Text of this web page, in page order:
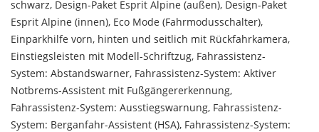
schwarz, Design-Paket Esprit Alpine (außen), Design-Paket
Esprit Alpine (innen), Eco Mode (Fahrmodusschalter),
Einparkhilfe vorn, hinten und seitlich mit Rückfahrkamera,
Einstiegsleisten mit Modell-Schriftzug, Fahrassistenz-
System: Abstandswarner, Fahrassistenz-System: Aktiver
Notbrems-Assistent mit Fußgängererkennung,
Fahrassistenz-System: Ausstiegswarnung, Fahrassistenz-
System: Berganfahr-Assistent (HSA), Fahrassistenz-System: